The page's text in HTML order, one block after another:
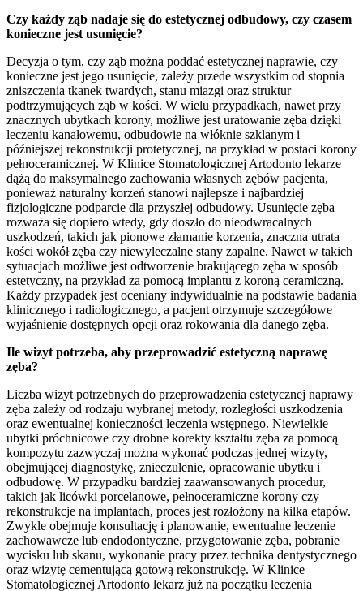
Czy każdy ząb nadaje się do estetycznej odbudowy, czy czasem
konieczne jest usunięcie?
Decyzja o tym, czy ząb można poddać estetycznej naprawie, czy
konieczne jest jego usunięcie, zależy przede wszystkim od stopnia
zniszczenia tkanek twardych, stanu miazgi oraz struktur
podtrzymujących ząb w kości. W wielu przypadkach, nawet przy
znacznych ubytkach korony, możliwe jest uratowanie zęba dzięki
leczeniu kanałowemu, odbudowie na włóknie szklanym i
późniejszej rekonstrukcji protetycznej, na przykład w postaci korony
pełnoceramicznej. W Klinice Stomatologicznej Artodonto lekarze
dążą do maksymalnego zachowania własnych zębów pacjenta,
ponieważ naturalny korzeń stanowi najlepsze i najbardziej
fizjologiczne podparcie dla przyszłej odbudowy. Usunięcie zęba
rozważa się dopiero wtedy, gdy doszło do nieodwracalnych
uszkodzeń, takich jak pionowe złamanie korzenia, znaczna utrata
kości wokół zęba czy niewyleczalne stany zapalne. Nawet w takich
sytuacjach możliwe jest odtworzenie brakującego zęba w sposób
estetyczny, na przykład za pomocą implantu z koroną ceramiczną.
Każdy przypadek jest oceniany indywidualnie na podstawie badania
klinicznego i radiologicznego, a pacjent otrzymuje szczegółowe
wyjaśnienie dostępnych opcji oraz rokowania dla danego zęba.
Ile wizyt potrzeba, aby przeprowadzić estetyczną naprawę
zęba?
Liczba wizyt potrzebnych do przeprowadzenia estetycznej naprawy
zęba zależy od rodzaju wybranej metody, rozległości uszkodzenia
oraz ewentualnej konieczności leczenia wstępnego. Niewielkie
ubytki próchnicowe czy drobne korekty kształtu zęba za pomocą
kompozytu zazwyczaj można wykonać podczas jednej wizyty,
obejmującej diagnostykę, znieczulenie, opracowanie ubytku i
odbudowę. W przypadku bardziej zaawansowanych procedur,
takich jak licówki porcelanowe, pełnoceramiczne korony czy
rekonstrukcje na implantach, proces jest rozłożony na kilka etapów.
Zwykle obejmuje konsultację i planowanie, ewentualne leczenie
zachowawcze lub endodontyczne, przygotowanie zęba, pobranie
wycisku lub skanu, wykonanie pracy przez technika dentystycznego
oraz wizytę cementującą gotową rekonstrukcję. W Klinice
Stomatologicznej Artodonto lekarz już na początku leczenia